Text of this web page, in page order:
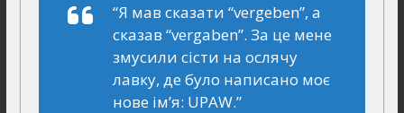
“Я мав сказати “vergeben”, а
сказав “vergaben”. За це мене
змусили сісти на ослячу
лавку, де було написано моє
нове ім’я: UPAW.”